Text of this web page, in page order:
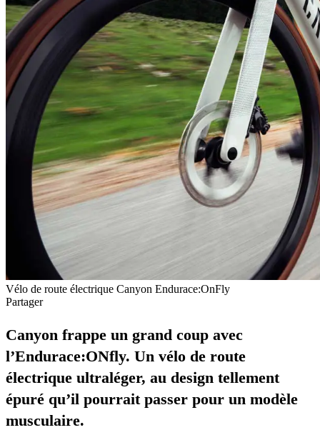
Vélo de route électrique Canyon Endurace:OnFly
Partager
Canyon frappe un grand coup avec
l’Endurace:ONfly. Un vélo de route
électrique ultraléger, au design tellement
épuré qu’il pourrait passer pour un modèle
musculaire.